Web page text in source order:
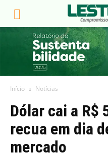
Início Notícias
Dólar cai a R$
recua em dia
mercado